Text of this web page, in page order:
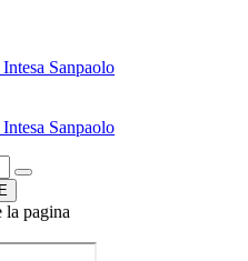
Sanpaolo
Sanpaolo
la pagina